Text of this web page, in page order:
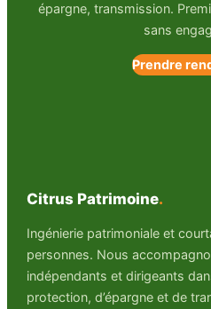
épargne, transmission.
sans
Prendre
Citrus Patrimoine.
Ingénierie patrimoniale et
personnes. Nous
indépendants et dirigeants
protection, d’épargne et de